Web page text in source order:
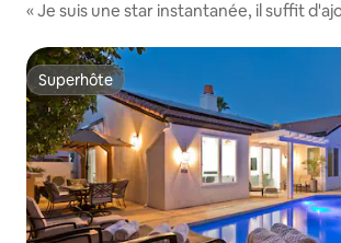
« Je suis une star instantanée, il suffit
Superhôte
Superhôte